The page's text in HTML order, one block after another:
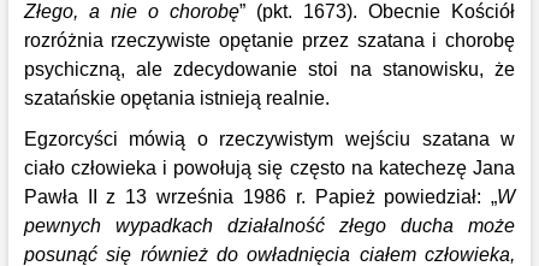
Złego, a nie o chorobę” (pkt. 1673). Obecnie Kościół
rozróżnia rzeczywiste opętanie przez szatana i chorobę
psychiczną, ale zdecydowanie stoi na stanowisku, że
szatańskie opętania istnieją realnie.
Egzorcyści mówią o rzeczywistym wejściu szatana w
ciało człowieka i powołują się często na katechezę Jana
Pawła II z 13 września 1986 r. Papież powiedział: „W
pewnych wypadkach działalność złego ducha może
posunąć się również do owładnięcia ciałem człowieka,